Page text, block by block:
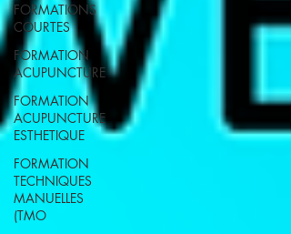
FORMATIONS
COURTES
FORMATION
ACUPUNCTURE
FORMATION
ACUPUNCTURE
ESTHETIQUE
FORMATION
TECHNIQUES
MANUELLES
(TMO